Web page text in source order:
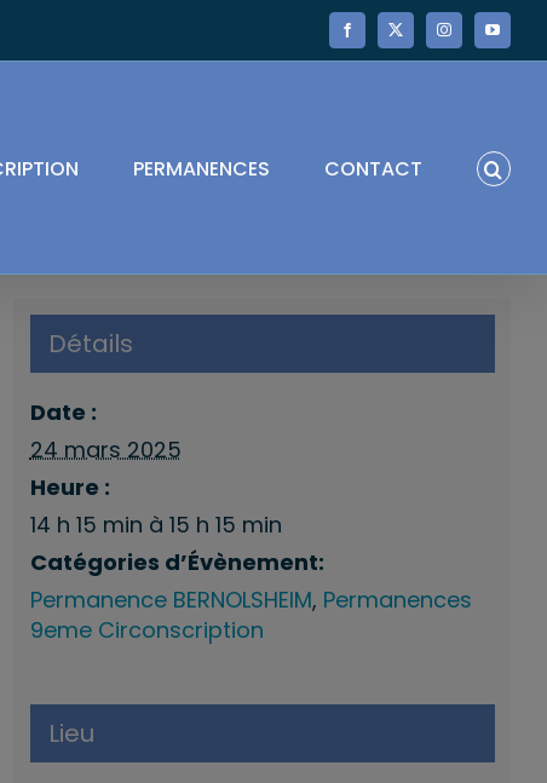
Facebook
X InstagramYouTube
PERMANENCES CONTACT
Détails
Date :
24 mars 2025
Heure :
14 h 15 min à 15 h 15 min
Catégories d’Évènement:
Permanence BERNOLSHEIM, Permanences
9eme Circonscription
Lieu